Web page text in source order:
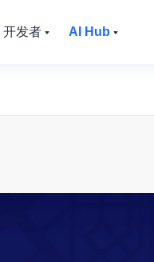
开发者 AI Hub